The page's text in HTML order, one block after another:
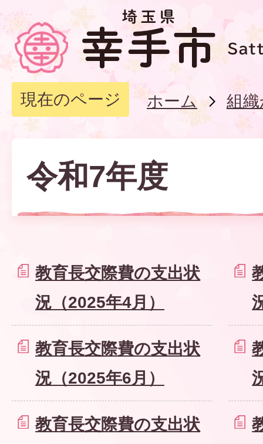
現在のページ ホーム 組
令和7年度
教育長交際費の支出状
況（2025年4月）
教育長交際費の支出状
況（2025年6月）
教育長交際費の支出状